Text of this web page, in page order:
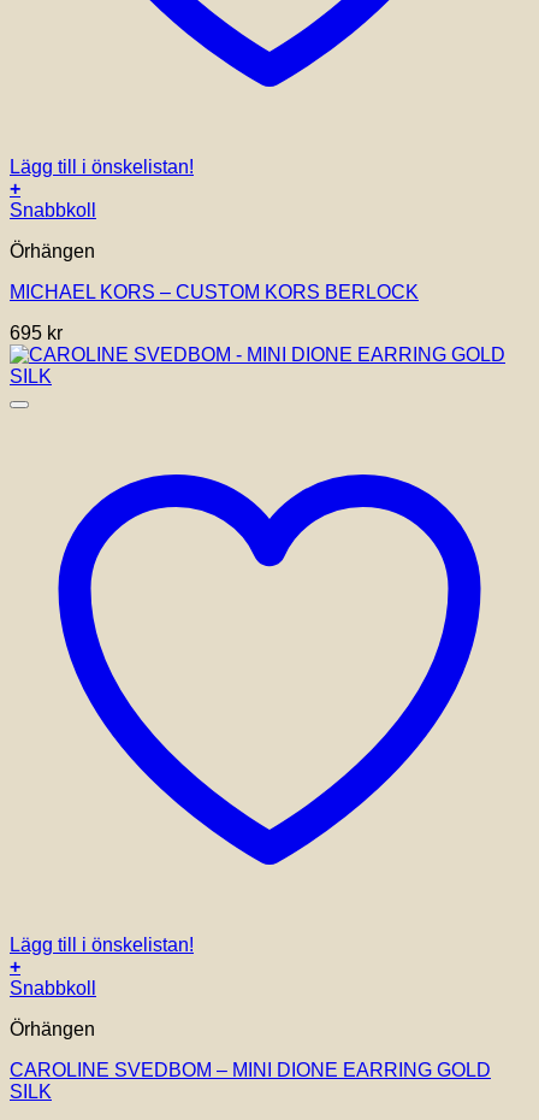
Lägg till i önskelistan!
+
Snabbkoll
Örhängen
MICHAEL KORS – CUSTOM KORS BERLOCK
695 kr
Lägg till i önskelistan!
+
Snabbkoll
Örhängen
CAROLINE SVEDBOM – MINI DIONE EARRING GOLD
SILK